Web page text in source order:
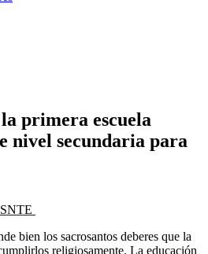
primera escuela
nivel secundaria para
bien los sacrosantos deberes que la
religiosamente. La educación